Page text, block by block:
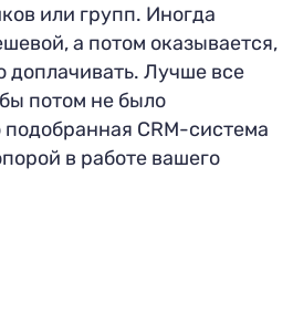
или групп. Иногда
а потом оказывается,
доплачивать. Лучше все
потом не было
CRM-система
в работе вашего